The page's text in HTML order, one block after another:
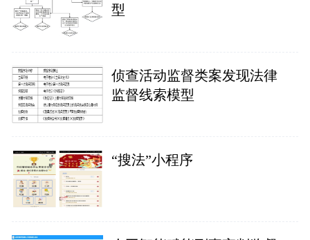
型
侦查活动监督类案发现法律
监督线索模型
“搜法”小程序